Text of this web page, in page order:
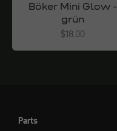
Böker Mini Glow -
grün
Angebot
$18.00
Parts